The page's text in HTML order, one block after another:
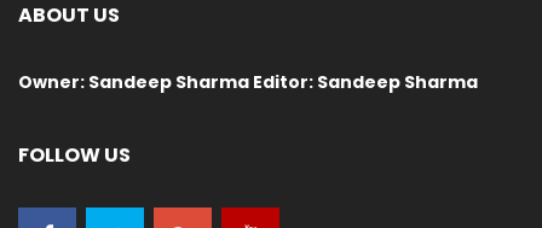
ABOUT US
Owner: Sandeep Sharma Editor: Sandeep Sharma
FOLLOW US